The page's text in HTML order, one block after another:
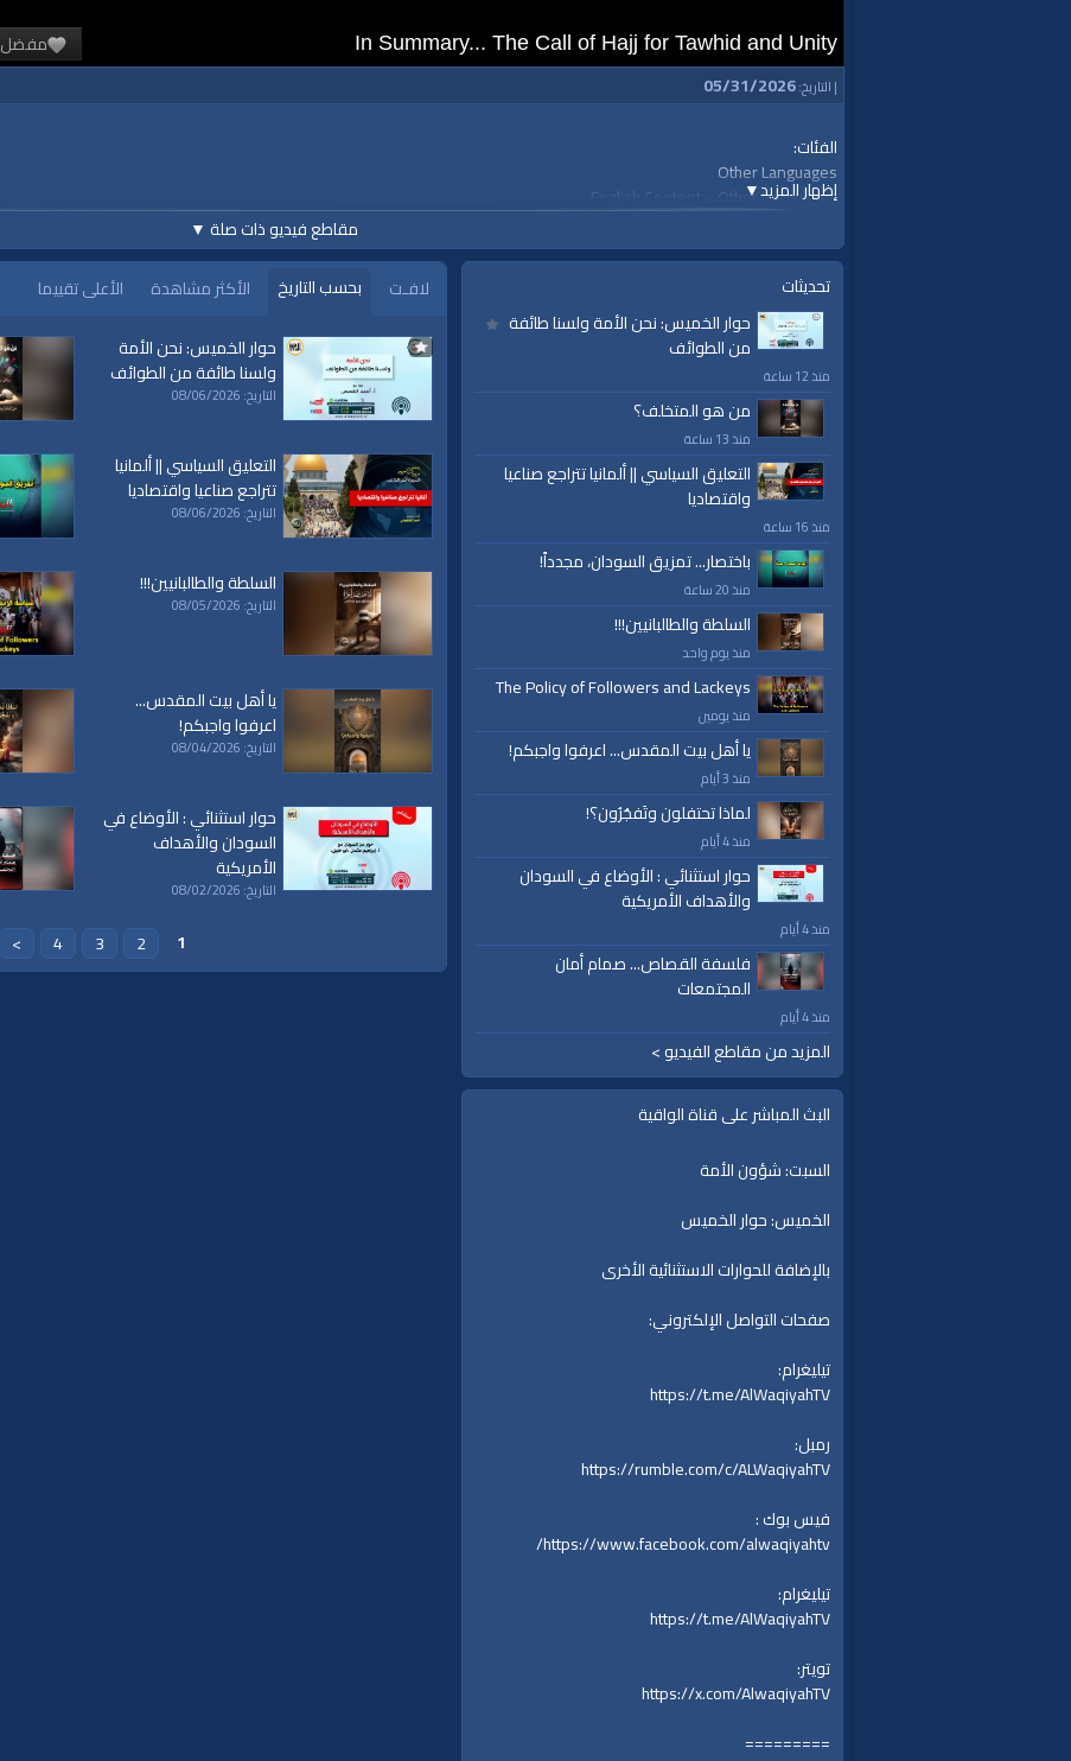
مفضل
In Summary... The Call of Hajj for Tawhid and Unity
| التاريخ:05/31/2026
إظهار المزيد▼
الفئات:
Other Languages
Other Languages
English Content
English Content
»
Translations English
قنوات:
Other Languages
مقاطع فيديو ذات صلة ▼
تحديثات
حوار الخميس: نحن الأمة ولسنا طائفة
من الطوائف
منذ 12 ساعة
من هو المتخلف؟
منذ 13 ساعة
التعليق السياسي || ألمانيا تتراجع صناعيا
واقتصاديا
منذ 16 ساعة
باختصار... تمزيق السودان، مجدداً!
منذ 20 ساعة
السلطة والطالبانيين!!!
منذ يوم واحد
The Policy of Followers and Lackeys
منذ يومين
يا أهل بيت المقدس... اعرفوا واجبكم!
منذ 3 أيام
لماذا تحتفلون وتَفجُرُون؟!
منذ 4 أيام
حوار استثنائي : الأوضاع في السودان
والأهداف الأمريكية
منذ 4 أيام
فلسفة القصاص... صمام أمان
المجتمعات
منذ 4 أيام
المزيد من مقاطع الفيديو >
البث المباشر على قناة الواقية
السبت: شؤون الأمة
الخميس: حوار الخميس
بالإضافة للحوارات الاستثنائية الأخرى
صفحات التواصل الإلكتروني:
تيليغرام:
https://t.me/AlWaqiyahTV
رمبل:
https://rumble.com/c/ALWaqiyahTV
فيس بوك :
https://www.facebook.com/alwaqiyahtv/
تيليغرام:
https://t.me/AlWaqiyahTV
تويتر:
https://x.com/AlwaqiyahTV
=========
لافـت بحسب التاريخ الأكثر مشاهدة
الأعلى تقييما
حوار الخميس: نحن الأمة
ولسنا طائفة من الطوائف
التاريخ: 08/06/2026
التعليق السياسي || ألمانيا
تتراجع صناعيا واقتصاديا
التاريخ: 08/06/2026
السلطة والطالبانيين!!!
التاريخ: 08/05/2026
يا أهل بيت المقدس...
اعرفوا واجبكم!
التاريخ: 08/04/2026
حوار استثنائي : الأوضاع في
السودان والأهداف
الأمريكية
التاريخ: 08/02/2026
1
2
3
4
>